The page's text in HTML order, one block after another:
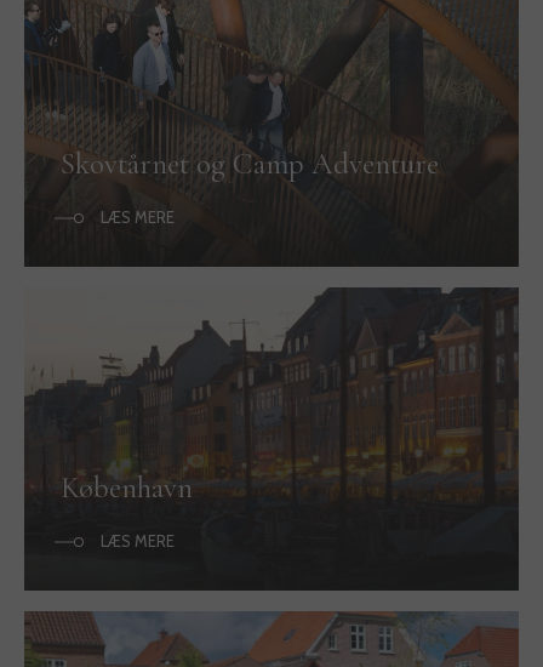
Skovtårnet og Camp Adventure
LÆS MERE
København
LÆS MERE